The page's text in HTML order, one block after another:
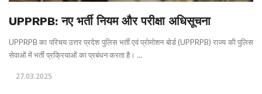
UPPRPB: नए भर्ती नियम और परीक्षा अधिसूचना
UPPRPB का परिचय उत्तर प्रदेश पुलिस भर्ती एवं प्रोमोशन बोर्ड (UPPRPB) राज्य की पुलिस
सेवाओं में भर्ती प्रक्रियाओं का प्रबंधन करता है। ...
27.03.2025